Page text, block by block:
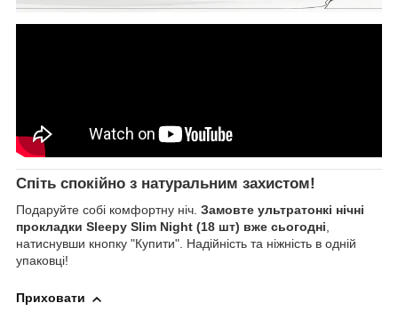
Спіть спокійно з натуральним захистом!
Подаруйте собі комфортну ніч. Замовте ультратонкі нічні
прокладки Sleepy Slim Night (18 шт) вже сьогодні,
натиснувши кнопку "Купити". Надійність та ніжність в одній
упаковці!
Приховати